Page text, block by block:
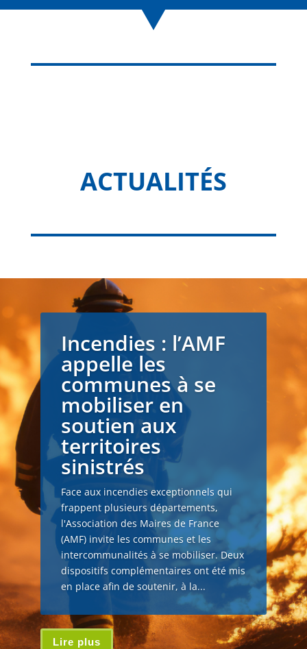
ACTUALITÉS
Incendies : l’AMF
appelle les
communes à se
mobiliser en
soutien aux
territoires
sinistrés
Face aux incendies exceptionnels qui
frappent plusieurs départements,
l'Association des Maires de France
(AMF) invite les communes et les
intercommunalités à se mobiliser. Deux
dispositifs complémentaires ont été mis
en place afin de soutenir, à la...
Lire plus